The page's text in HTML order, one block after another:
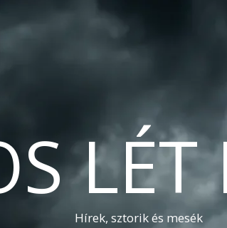
Hírek, sztorik és mesék